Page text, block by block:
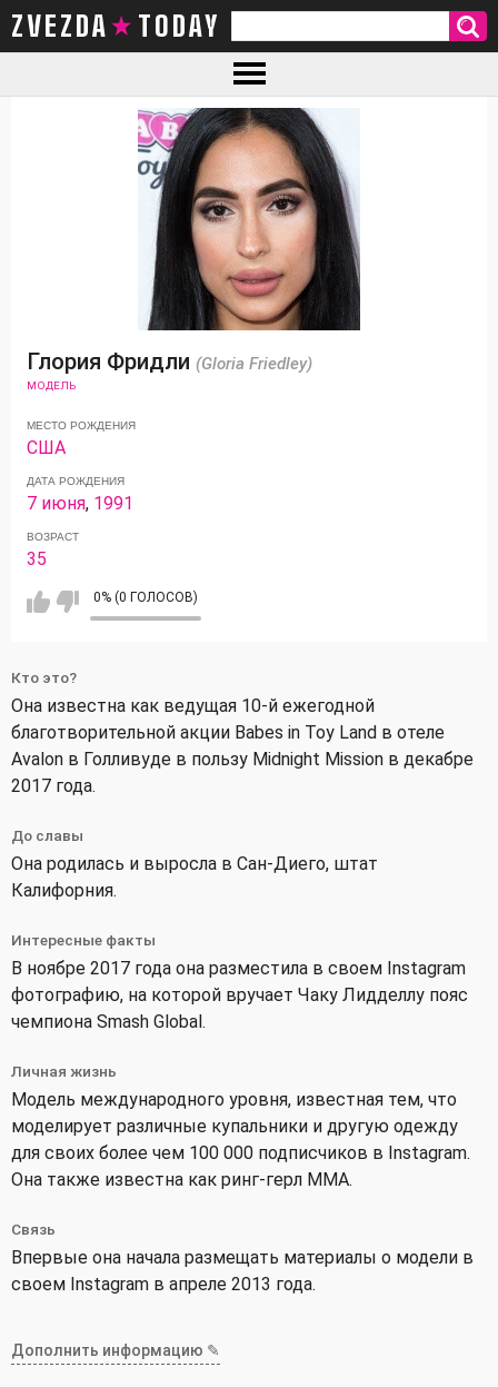
ZVEZDA TODAY
Глория Фридли (Gloria Friedley)
МОДЕЛЬ
МЕСТО РОЖДЕНИЯ
США
ДАТА РОЖДЕНИЯ
7 июня, 1991
ВОЗРАСТ
35
0% (0 ГОЛОСОВ)
Кто это?
Она известна как ведущая 10-й ежегодной
благотворительной акции Babes in Toy Land в отеле
Avalon в Голливуде в пользу Midnight Mission в декабре
2017 года.
До славы
Она родилась и выросла в Сан-Диего, штат
Калифорния.
Интересные факты
В ноябре 2017 года она разместила в своем Instagram
фотографию, на которой вручает Чаку Лидделлу пояс
чемпиона Smash Global.
Личная жизнь
Модель международного уровня, известная тем, что
моделирует различные купальники и другую одежду
для своих более чем 100 000 подписчиков в Instagram.
Она также известна как ринг-герл ММА.
Связь
Впервые она начала размещать материалы о модели в
своем Instagram в апреле 2013 года.
Дополнить информацию ✎